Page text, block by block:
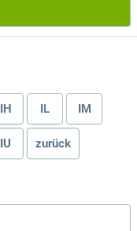
IH IL IM
IU zurück